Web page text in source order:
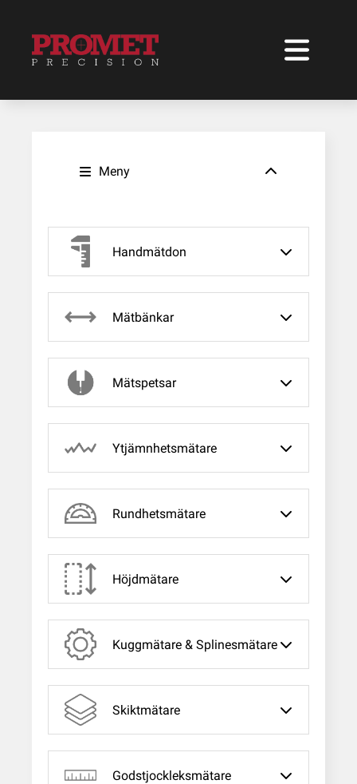
Meny
Handmätdon
Mätbänkar
Mätspetsar
Ytjämnhetsmätare
Rundhetsmätare
Höjdmätare
Kuggmätare & Splinesmätare
Skiktmätare
Godstjockleksmätare